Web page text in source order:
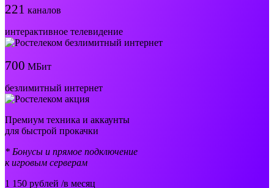
221 каналов
интерактивное телевидение
700 МБит
безлимитный интернет
Премиум техника и аккаунты
для быстрой прокачки
* Бонусы и прямое подключение
к игровым серверам
1 150 рублей /в месяц